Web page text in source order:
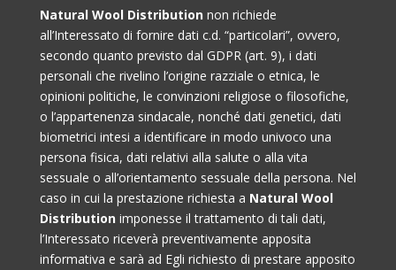
Natural Wool Distribution non richiede
all’Interessato di fornire dati c.d. “particolari”, ovvero,
secondo quanto previsto dal GDPR (art. 9), i dati
personali che rivelino l’origine razziale o etnica, le
opinioni politiche, le convinzioni religiose o filosofiche,
o l’appartenenza sindacale, nonché dati genetici, dati
biometrici intesi a identificare in modo univoco una
persona fisica, dati relativi alla salute o alla vita
sessuale o all’orientamento sessuale della persona. Nel
caso in cui la prestazione richiesta a Natural Wool
Distribution imponesse il trattamento di tali dati,
l’Interessato riceverà preventivamente apposita
informativa e sarà ad Egli richiesto di prestare apposito